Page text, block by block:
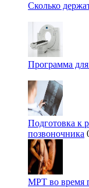
Сколько
Программа
Подготовка к
позвоночника
МРТ во время